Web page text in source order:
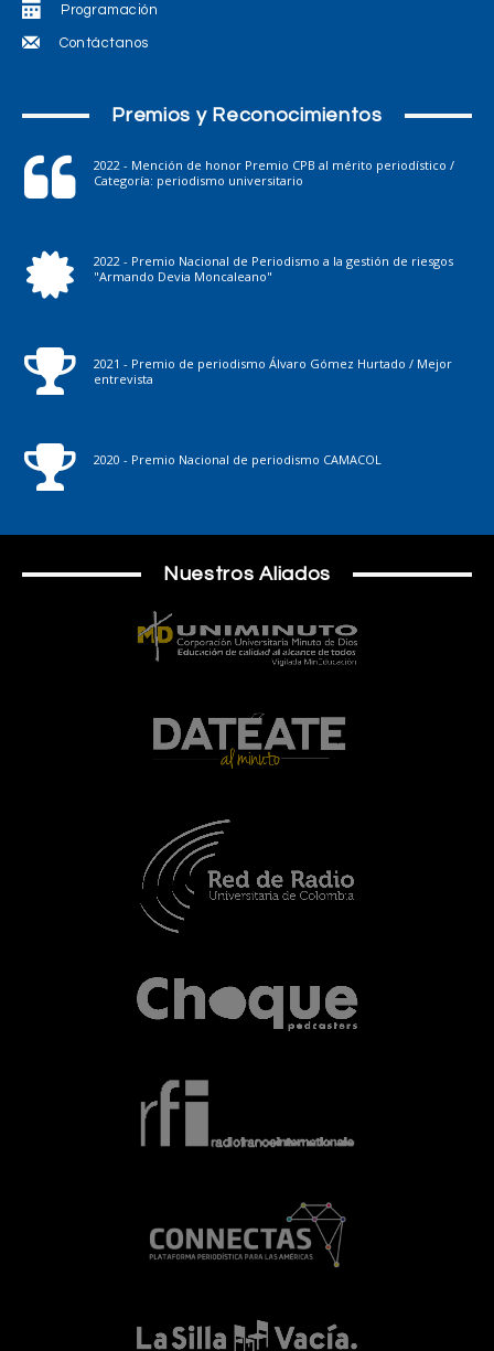
Programación
Contáctanos
Premios y Reconocimientos
2022 - Mención de honor Premio CPB al mérito periodístico /
Categoría: periodismo universitario
2022 - Premio Nacional de Periodismo a la gestión de riesgos
"Armando Devia Moncaleano"
2021 - Premio de periodismo Álvaro Gómez Hurtado / Mejor
entrevista
2020 - Premio Nacional de periodismo CAMACOL
Nuestros Aliados